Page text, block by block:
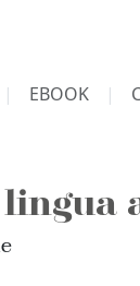
EBOOK